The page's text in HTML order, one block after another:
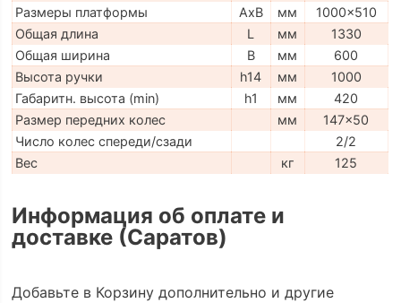
Размеры платформы
AxB мм
1000x510
Общая длина
L мм
1330
Общая ширина
B мм
600
Высота ручки
h14 мм
1000
Габаритн. высота (min)
h1 мм
420
Размер передних колес
мм
147x50
Число колес спереди/сзади
2/2
Вес
кг 125
Информация об оплате и
доставке (Саратов)
Добавьте в Корзину дополнительно и другие